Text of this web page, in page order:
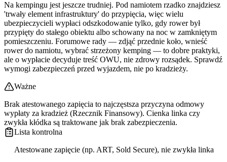
Na kempingu jest jeszcze trudniej. Pod namiotem rzadko znajdziesz
'trwały element infrastruktury' do przypięcia, więc wielu
ubezpieczycieli wypłaci odszkodowanie tylko, gdy rower był
przypięty do stałego obiektu albo schowany na noc w zamkniętym
pomieszczeniu. Forumowe rady — zdjąć przednie koło, wnieść
rower do namiotu, wybrać strzeżony kemping — to dobre praktyki,
ale o wypłacie decyduje treść OWU, nie zdrowy rozsądek. Sprawdź
wymogi zabezpieczeń przed wyjazdem, nie po kradzieży.
Ważne
Brak atestowanego zapięcia to najczęstsza przyczyna odmowy
wypłaty za kradzież (Rzecznik Finansowy). Cienka linka czy
zwykła kłódka są traktowane jak brak zabezpieczenia.
Lista kontrolna
Atestowane zapięcie (np. ART, Sold Secure), nie zwykła linka